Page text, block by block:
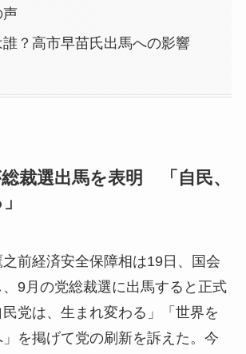
声
？高市早苗氏出馬への影響
裁選出馬を表明 「自民、
前経済安全保障相は19日、国会
9月の党総裁選に出馬すると正式
党は、生まれ変わる」「世界を
」を掲げて党の刷新を訴えた。今